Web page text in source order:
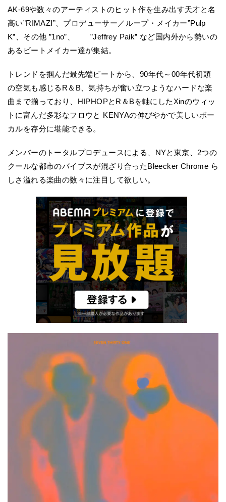
AK-69や数々のアーティストのヒット作を生み出す天才と名
高い”RIMAZI”、プロデューサー／ループ・メイカー”Pulp
K”、その他 ”1no”、 ”Jeffrey Paik” など国内外から勢いの
あるビートメイカー達が集結。
トレンドを掴んだ最先端ビートから、90年代～00年代初頭
の空気も感じるR＆B、気持ちが奮い立つようなハードな楽
曲まで揃っており、HIPHOPとR＆Bを軸にしたXinのウィッ
トに富んだ多彩なフロウと KENYAの伸びやかで美しいボー
カルを存分に堪能できる。
メンバーのトータルプロデュースによる、NYと東京、2つの
クールな都市のバイブスが混ざり合ったBleecker Chrome ら
しさ溢れる楽曲の数々に注目して欲しい。